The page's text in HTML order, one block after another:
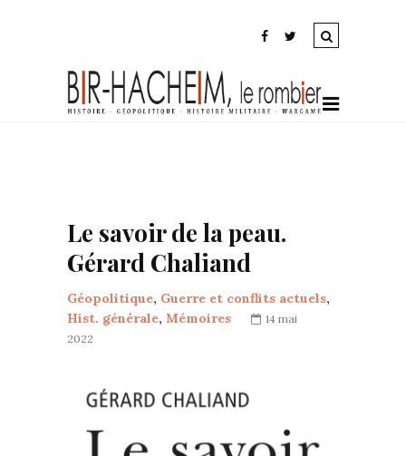
Le savoir de la peau.
Gérard Chaliand
Géopolitique, Guerre et conflits actuels,
Hist. générale, Mémoires
14 mai
2022